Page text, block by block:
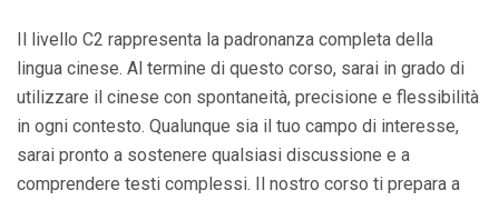
Il livello C2 rappresenta la padronanza completa della
lingua cinese. Al termine di questo corso, sarai in grado di
utilizzare il cinese con spontaneità, precisione e flessibilità
in ogni contesto. Qualunque sia il tuo campo di interesse,
sarai pronto a sostenere qualsiasi discussione e a
comprendere testi complessi. Il nostro corso ti prepara a